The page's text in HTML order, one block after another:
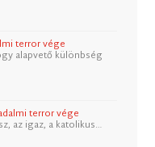
terror vége
alapvető különbség
terror vége
az igaz, a katolikus…